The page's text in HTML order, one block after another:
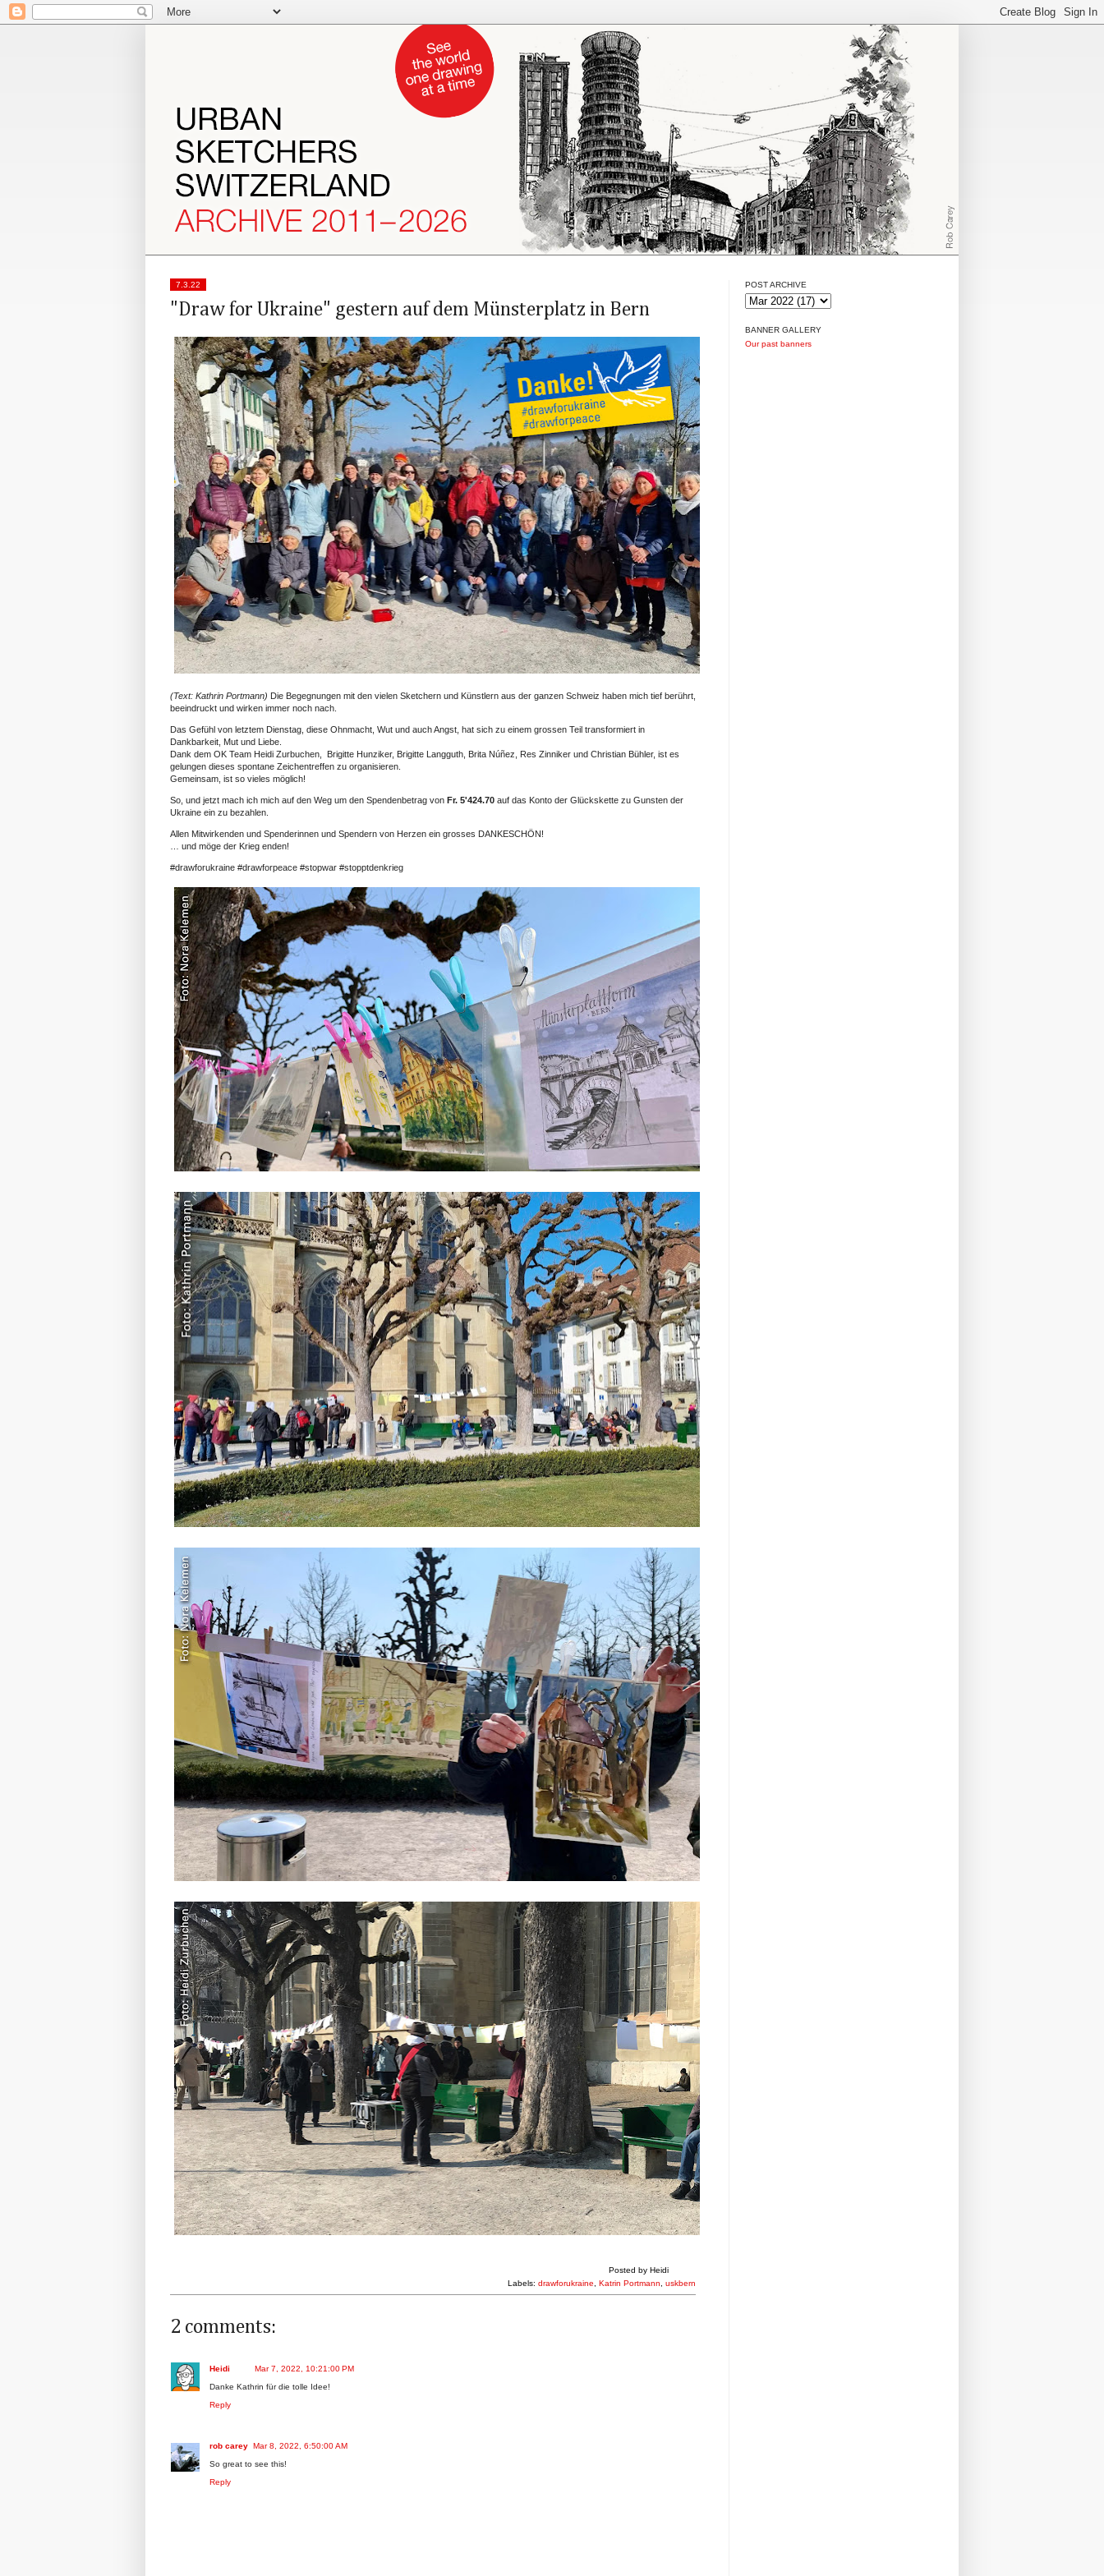
7.3.22
"Draw for Ukraine" gestern auf dem Münsterplatz in Bern
(Text: Kathrin Portmann) Die Begegnungen mit den vielen Sketchern und Künstlern aus der ganzen Schweiz haben mich tief berührt,
beeindruckt und wirken immer noch nach.
Das Gefühl von letztem Dienstag, diese Ohnmacht, Wut und auch Angst, hat sich zu einem grossen Teil transformiert in
Dankbarkeit, Mut und Liebe.
Dank dem OK Team Heidi Zurbuchen, Brigitte Hunziker, Brigitte Langguth, Brita Núñez, Res Zinniker und Christian Bühler, ist es
gelungen dieses spontane Zeichentreffen zu organisieren.
Gemeinsam, ist so vieles möglich!
So, und jetzt mach ich mich auf den Weg um den Spendenbetrag von Fr. 5'424.70 auf das Konto der Glückskette zu Gunsten der
Ukraine ein zu bezahlen.
Allen Mitwirkenden und Spenderinnen und Spendern von Herzen ein grosses DANKESCHÖN!
… und möge der Krieg enden!
#drawforukraine #drawforpeace #stopwar #stopptdenkrieg
Posted by Heidi
Labels: drawforukraine Katrin Portmann uskbern
2 comments:
Heidi
Mar 7, 2022, 10:21:00 PM
Danke Kathrin für die tolle Idee!
Reply
rob carey Mar 8, 2022, 6:50:00 AM
So great to see this!
Reply
POST ARCHIVE
BANNER GALLERY
Our past banners